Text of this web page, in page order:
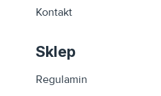
Kontakt
Sklep
Regulamin